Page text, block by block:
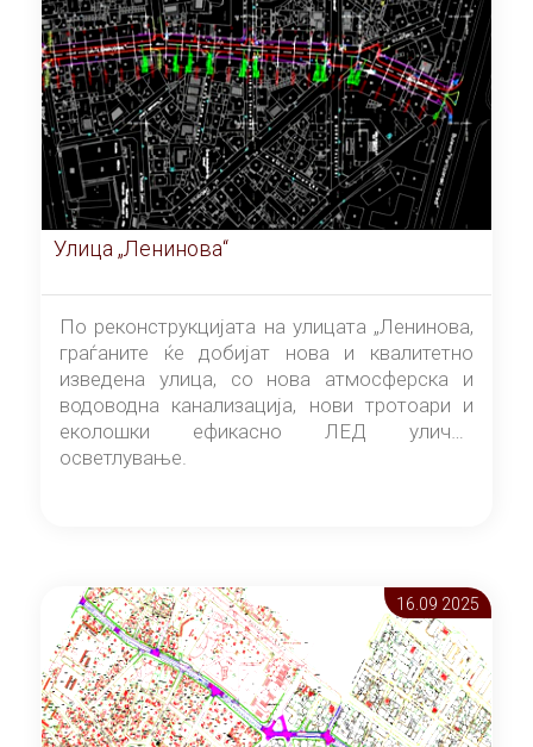
Улица „Ленинова“
По реконструкцијата на улицата „Ленинова,
граѓаните ќе добијат нова и квалитетно
изведена улица, со нова атмосферска и
водоводна канализација, нови тротоари и
еколошки ефикасно ЛЕД улично
осветлување.
16.09 2025